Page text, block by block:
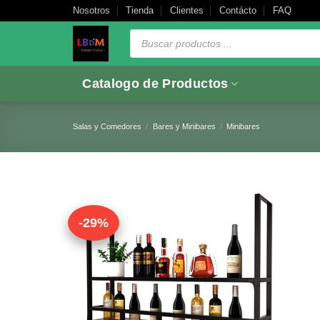
Nosotros Tienda Clientes Contácto FAQ
Búsqueda
Catalogo de Productos
Salas y Comedores / Bares y Minibares / Minibares
-29%